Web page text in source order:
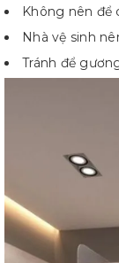
Không nên để
Nhà vệ sinh
Tránh để